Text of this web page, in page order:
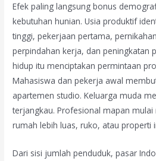
Efek paling langsung bonus
kebutuhan hunian. Usia produktif
tinggi, pekerjaan pertama,
perpindahan kerja, dan peningkatan
hidup itu menciptakan permintaan
Mahasiswa dan pekerja awal
apartemen studio. Keluarga muda
terjangkau. Profesional mapan
rumah lebih luas, ruko, atau properti
Dari sisi jumlah penduduk, pasar